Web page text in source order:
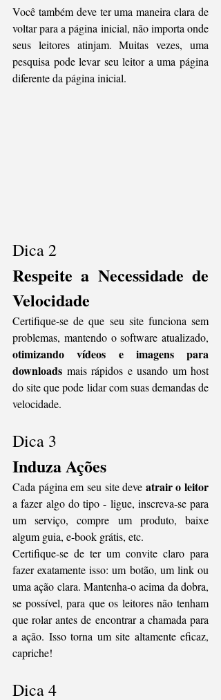
Você também deve ter uma maneira clara de
voltar para a página inicial, não importa onde
seus leitores atinjam. Muitas vezes, uma
pesquisa pode levar seu leitor a uma página
diferente da página inicial.
Dica 2
Respeite a Necessidade de
Velocidade
Certifique-se de que seu site funciona sem
otimizando vídeos e imagens para
downloads mais rápidos e usando um host
do site que pode lidar com suas demandas de
velocidade.
Dica 3
Induza Ações
Cada página em seu site deve atrair o leitor
a fazer algo do tipo - ligue, inscreva-se para
um serviço, compre um produto, baixe
algum guia, e-book grátis, etc.
Certifique-se de ter um convite claro para
fazer exatamente isso: um botão, um link ou
uma ação clara. Mantenha-o acima da dobra,
se possível, para que os leitores não tenham
que rolar antes de encontrar a chamada para
a ação. Isso torna um site altamente eficaz,
capriche!
Dica 4